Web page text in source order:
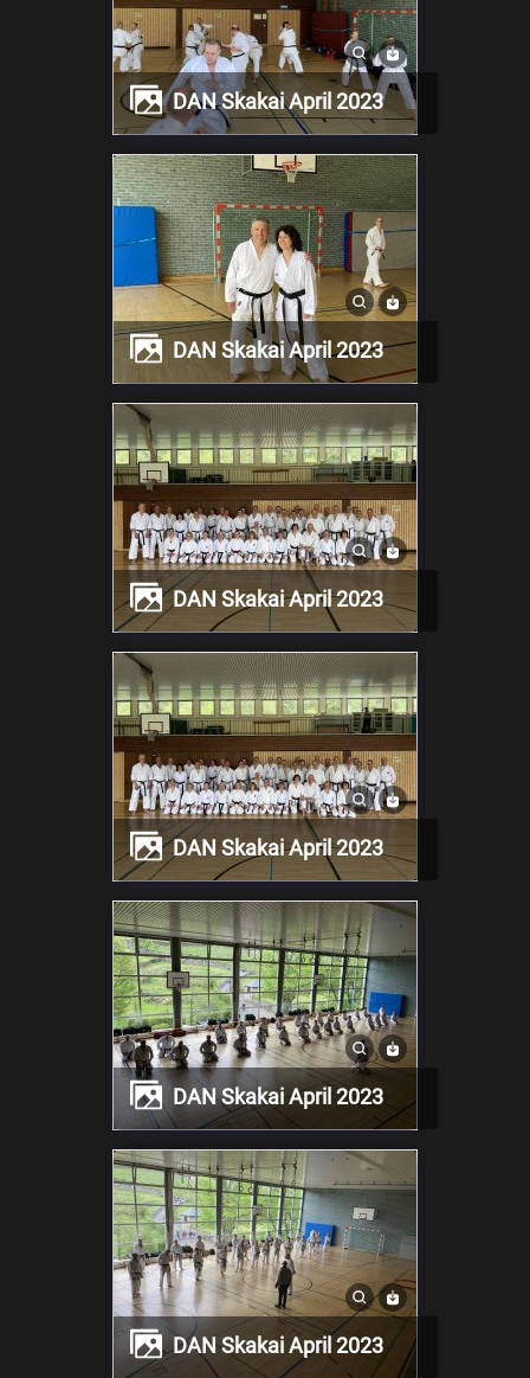
DAN Skakai April 2023
DAN Skakai April 2023
DAN Skakai April 2023
DAN Skakai April 2023
DAN Skakai April 2023
DAN Skakai April 2023